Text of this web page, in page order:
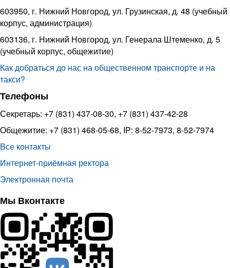
603950, г. Нижний Новгород, ул. Грузинская, д. 48 (учебный
корпус, администрация)
603136, г. Нижний Новгород, ул. Генерала Штеменко, д. 5
(учебный корпус, общежитие)
Как добраться до нас на общественном транспорте и на
такси?
Телефоны
Секретарь: +7 (831) 437-08-30, +7 (831) 437-42-28
Общежитие: +7 (831) 468-05-68, IP: 8-52-7973, 8-52-7974
Все контакты
Интернет-приёмная ректора
Электронная почта
Мы Вконтакте